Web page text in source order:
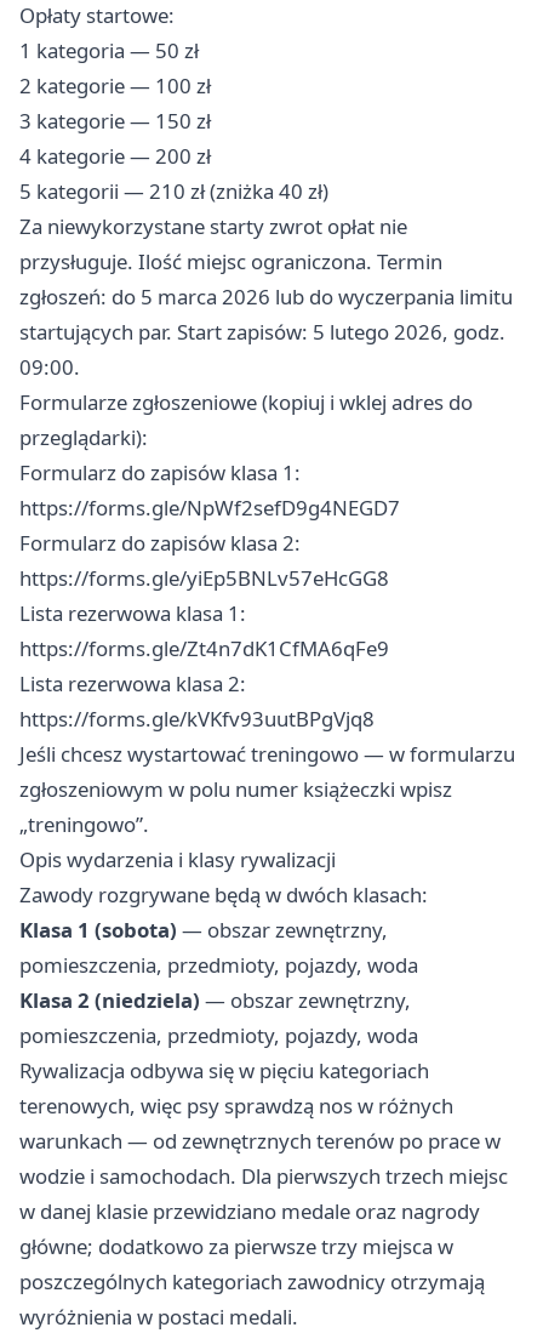
Opłaty startowe:
1 kategoria — 50 zł
2 kategorie — 100 zł
3 kategorie — 150 zł
4 kategorie — 200 zł
5 kategorii — 210 zł (zniżka 40 zł)
Za niewykorzystane starty zwrot opłat nie
przysługuje. Ilość miejsc ograniczona. Termin
zgłoszeń: do 5 marca 2026 lub do wyczerpania limitu
startujących par. Start zapisów: 5 lutego 2026, godz.
09:00.
Formularze zgłoszeniowe (kopiuj i wklej adres do
przeglądarki):
Formularz do zapisów klasa 1:
https://forms.gle/NpWf2sefD9g4NEGD7
Formularz do zapisów klasa 2:
https://forms.gle/yiEp5BNLv57eHcGG8
Lista rezerwowa klasa 1:
https://forms.gle/Zt4n7dK1CfMA6qFe9
Lista rezerwowa klasa 2:
https://forms.gle/kVKfv93uutBPgVjq8
Jeśli chcesz wystartować treningowo — w formularzu
zgłoszeniowym w polu numer książeczki wpisz
„treningowo”.
Opis wydarzenia i klasy rywalizacji
Zawody rozgrywane będą w dwóch klasach:
Klasa 1 (sobota) — obszar zewnętrzny,
pomieszczenia, przedmioty, pojazdy, woda
Klasa 2 (niedziela) — obszar zewnętrzny,
pomieszczenia, przedmioty, pojazdy, woda
Rywalizacja odbywa się w pięciu kategoriach
terenowych, więc psy sprawdzą nos w różnych
warunkach — od zewnętrznych terenów po prace w
wodzie i samochodach. Dla pierwszych trzech miejsc
w danej klasie przewidziano medale oraz nagrody
główne; dodatkowo za pierwsze trzy miejsca w
poszczególnych kategoriach zawodnicy otrzymają
wyróżnienia w postaci medali.